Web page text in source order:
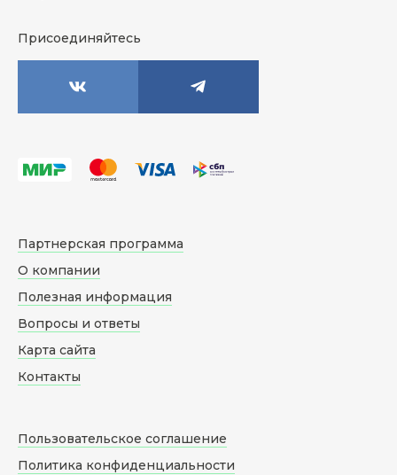
Присоединяйтесь
Партнерская программа
О компании
Полезная информация
Вопросы и ответы
Карта сайта
Контакты
Пользовательское соглашение
Политика конфиденциальности